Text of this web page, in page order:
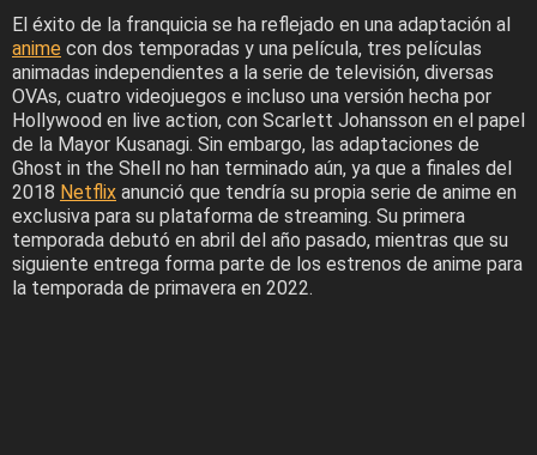
El éxito de la franquicia se ha reflejado en una adaptación al
anime con dos temporadas y una película, tres películas
animadas independientes a la serie de televisión, diversas
OVAs, cuatro videojuegos e incluso una versión hecha por
Hollywood en live action, con Scarlett Johansson en el papel
de la Mayor Kusanagi. Sin embargo, las adaptaciones de
Ghost in the Shell no han terminado aún, ya que a finales del
2018 Netflix anunció que tendría su propia serie de anime en
exclusiva para su plataforma de streaming. Su primera
temporada debutó en abril del año pasado, mientras que su
siguiente entrega forma parte de los estrenos de anime para
la temporada de primavera en 2022.